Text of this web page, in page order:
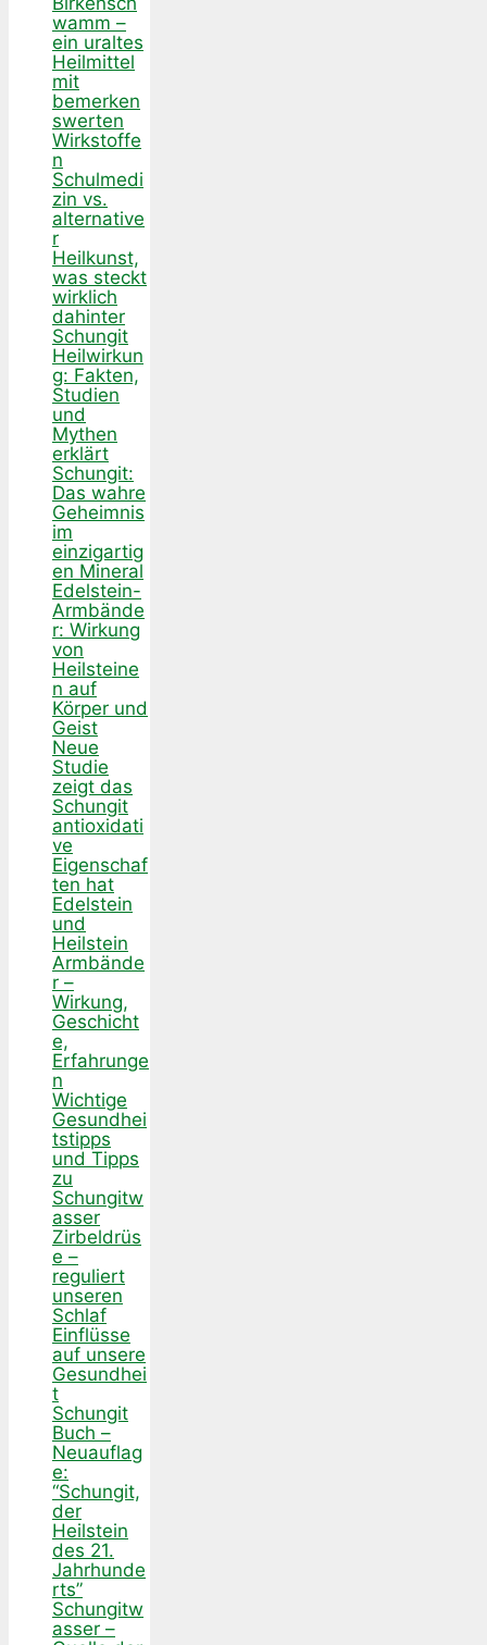
wamm –
ein uraltes
Heilmittel
mit
bemerken
swerten
Wirkstoffe
n
Schulmedi
zin vs.
alternative
r
Heilkunst,
was steckt
wirklich
dahinter
Schungit
Heilwirkun
g: Fakten,
Studien
und
Mythen
erklärt
Schungit:
Das wahre
Geheimnis
im
einzigartig
en Mineral
Edelstein-
Armbände
r: Wirkung
von
Heilsteine
n auf
Körper und
Geist
Neue
Studie
zeigt das
Schungit
antioxidati
ve
Eigenschaf
ten hat
Edelstein
und
Heilstein
Armbände
r –
Wirkung,
Geschicht
e,
Erfahrunge
n
Wichtige
Gesundhei
tstipps
und Tipps
zu
Schungitw
asser
Zirbeldrüs
e –
reguliert
unseren
Schlaf
Einflüsse
auf unsere
Gesundhei
t
Schungit
Buch –
Neuauflag
e:
“Schungit,
der
Heilstein
des 21.
Jahrhunde
rts”
Schungitw
asser –